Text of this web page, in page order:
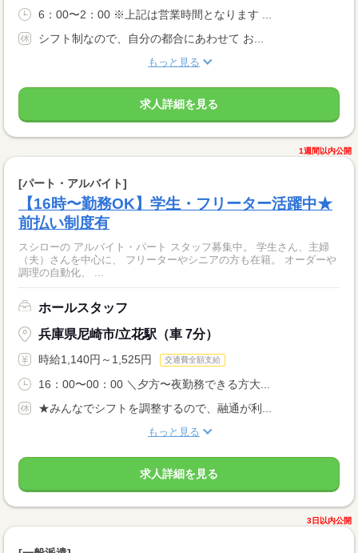
6：00〜2：00 ※上記は営業時間となります ...
シフト制なので、自分の都合にあわせて お...
もっと見る
求人詳細を見る
1週間以内公開
[パート・アルバイト]
【16時〜勤務OK】学生・フリーター活躍中★
前払い制度有
スシローの アルバイト・パート スタッフ募集中。 学生さん、主婦
（夫）さんを中心に、 フリーターやシニアの方も在籍。 オーダーや
調理の自動化、 ...
ホールスタッフ
兵庫県尼崎市/立花駅（車 7分）
時給1,140円～1,525円 交通費全額支給
16：00〜00：00 ＼夕方〜夜勤務できる方大...
★みんなでシフトを調整するので、融通が利...
もっと見る
求人詳細を見る
3日以内公開